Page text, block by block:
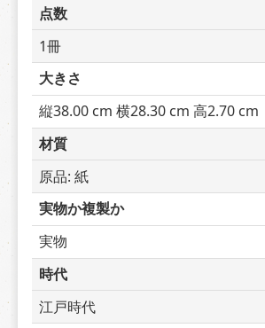
点数
1冊
大きさ
縦38.00 cm 横28.30 cm 高2.70 cm
材質
原品: 紙
実物か複製か
実物
時代
江戸時代